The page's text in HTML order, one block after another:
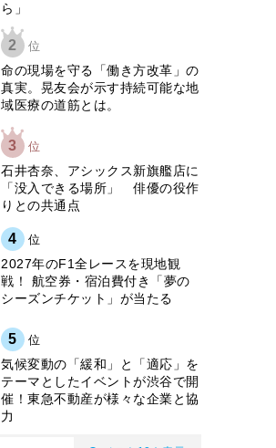
ら」
2 位
​命の現場を守る「働き方改革」の
真実。晃友会が示す持続可能な地
域医療の道筋とは。
3 位
石井杏奈、アシックス新旗艦店に
「没入できる場所」 俳優の役作
りとの共通点
4 位
2027年のF1全レースを現地観
戦！ 航空券・宿泊費付き「夢の
シーズンチケット」が当たる
5 位
気候変動の「緩和」と「適応」を
テーマとしたイベントが渋谷で開
催！東急不動産が様々な企業と協
力